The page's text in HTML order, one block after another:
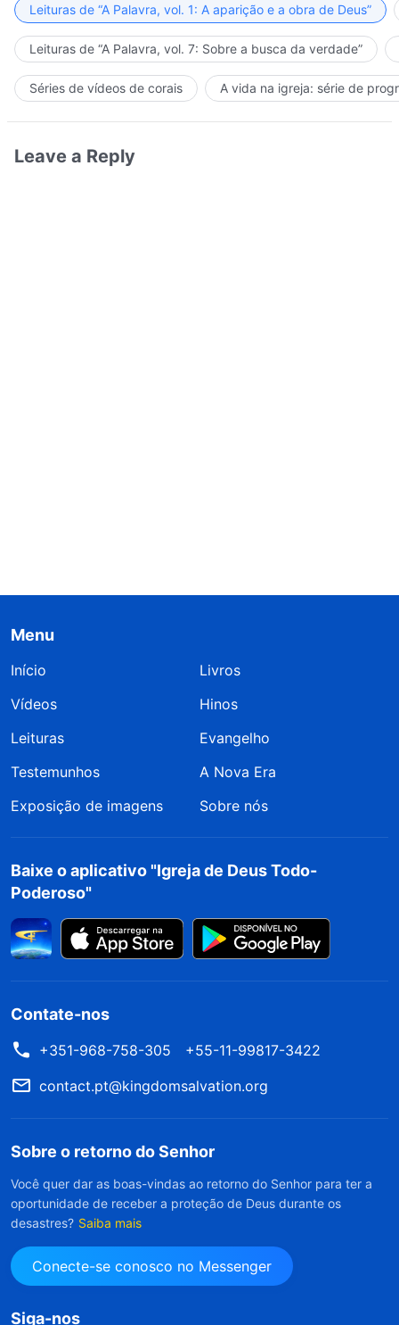
Leituras de “A Palavra, vol. 1: A aparição e a obra de Deus”
Leituras de “A Palavra, vol. 7: Sobre a busca da verdade”
Séries de vídeos de corais A vida na igreja: série de
Leave a Reply
Menu
Início
Livros
Vídeos
Hinos
Leituras
Evangelho
Testemunhos
A Nova Era
Exposição de imagens
Sobre nós
Baixe o aplicativo "Igreja de Deus Todo-
Poderoso"
Contate-nos
+351-968-758-305
+55-11-99817-3422
contact.pt@kingdomsalvation.org
Sobre o retorno do Senhor
Você quer dar as boas-vindas ao retorno do Senhor para ter a
oportunidade de receber a proteção de Deus durante os
desastres? Saiba mais
Conecte-se conosco no Messenger
Siga-nos